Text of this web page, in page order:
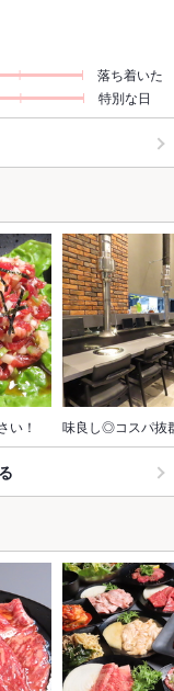
落ち着いた
特別な日
い！ 味良し◎コスパ